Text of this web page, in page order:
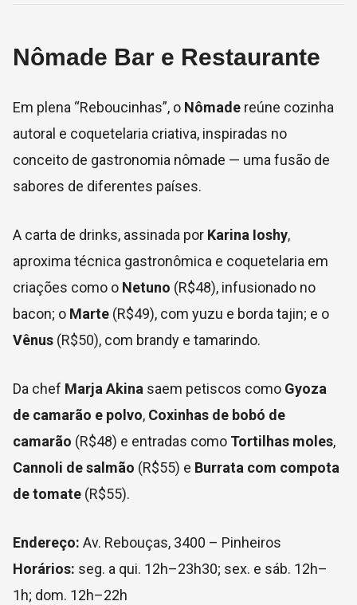
Nômade Bar e Restaurante
Em plena “Reboucinhas”, o Nômade reúne cozinha
autoral e coquetelaria criativa, inspiradas no
conceito de gastronomia nômade — uma fusão de
sabores de diferentes países.
A carta de drinks, assinada por Karina Ioshy,
aproxima técnica gastronômica e coquetelaria em
criações como o Netuno (R$48), infusionado no
bacon; o Marte (R$49), com yuzu e borda tajin; e o
Vênus (R$50), com brandy e tamarindo.
Da chef Marja Akina saem petiscos como Gyoza
de camarão e polvo, Coxinhas de bobó de
camarão (R$48) e entradas como Tortilhas moles,
Cannoli de salmão (R$55) e Burrata com compota
de tomate (R$55).
Endereço: Av. Rebouças, 3400 – Pinheiros
Horários: seg. a qui. 12h–23h30; sex. e sáb. 12h–
1h; dom. 12h–22h